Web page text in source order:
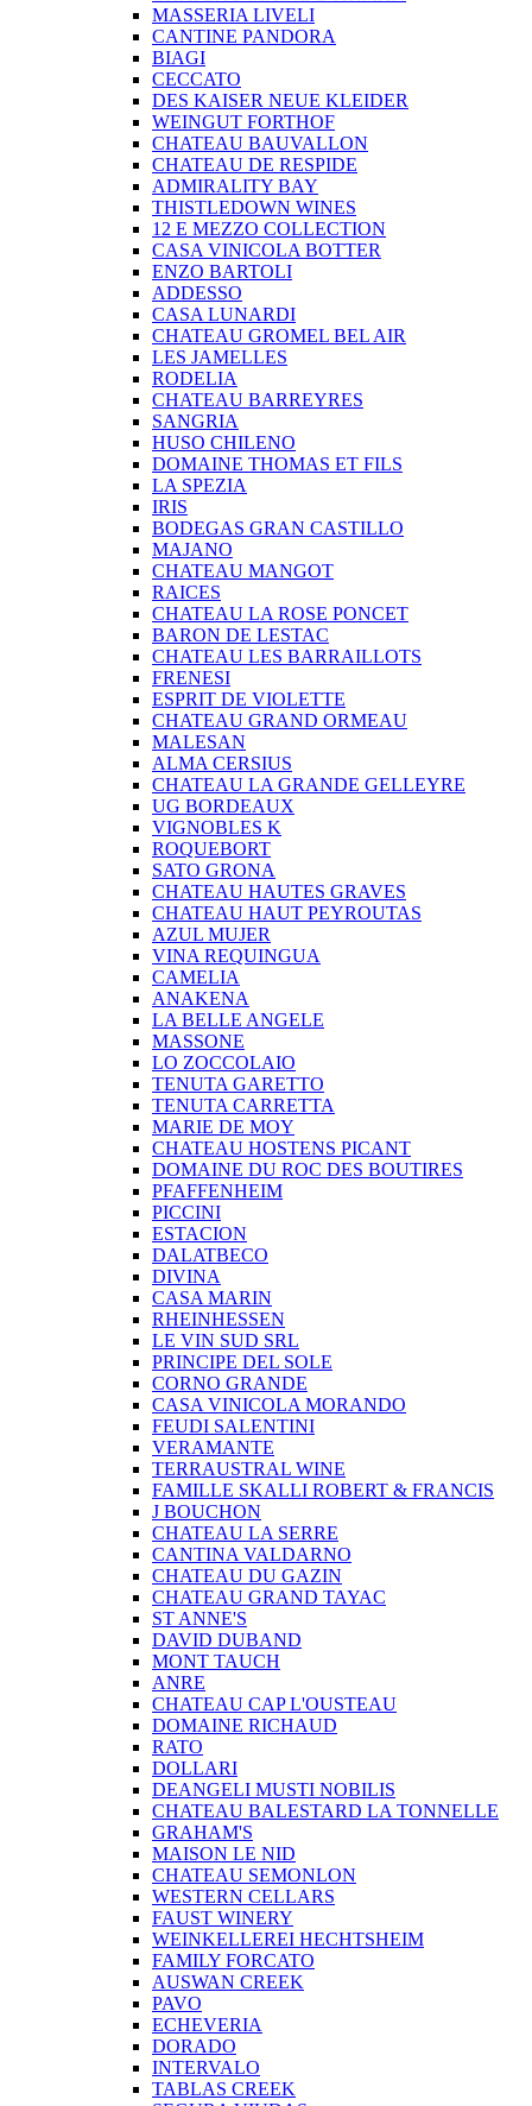
MASSERIA LIVELI
CANTINE PANDORA
BIAGI
CECCATO
DES KAISER NEUE KLEIDER
WEINGUT FORTHOF
CHATEAU BAUVALLON
CHATEAU DE RESPIDE
ADMIRALITY BAY
THISTLEDOWN WINES
12 E MEZZO COLLECTION
CASA VINICOLA BOTTER
ENZO BARTOLI
ADDESSO
CASA LUNARDI
CHATEAU GROMEL BEL AIR
LES JAMELLES
RODELIA
CHATEAU BARREYRES
SANGRIA
HUSO CHILENO
DOMAINE THOMAS ET FILS
LA SPEZIA
IRIS
BODEGAS GRAN CASTILLO
MAJANO
CHATEAU MANGOT
RAICES
CHATEAU LA ROSE PONCET
BARON DE LESTAC
CHATEAU LES BARRAILLOTS
FRENESI
ESPRIT DE VIOLETTE
CHATEAU GRAND ORMEAU
MALESAN
ALMA CERSIUS
CHATEAU LA GRANDE GELLEYRE
UG BORDEAUX
VIGNOBLES K
ROQUEBORT
SATO GRONA
CHATEAU HAUTES GRAVES
CHATEAU HAUT PEYROUTAS
AZUL MUJER
VINA REQUINGUA
CAMELIA
ANAKENA
LA BELLE ANGELE
MASSONE
LO ZOCCOLAIO
TENUTA GARETTO
TENUTA CARRETTA
MARIE DE MOY
CHATEAU HOSTENS PICANT
DOMAINE DU ROC DES BOUTIRES
PFAFFENHEIM
PICCINI
ESTACION
DALATBECO
DIVINA
CASA MARIN
RHEINHESSEN
LE VIN SUD SRL
PRINCIPE DEL SOLE
CORNO GRANDE
CASA VINICOLA MORANDO
FEUDI SALENTINI
VERAMANTE
TERRAUSTRAL WINE
FAMILLE SKALLI ROBERT & FRANCIS
J BOUCHON
CHATEAU LA SERRE
CANTINA VALDARNO
CHATEAU DU GAZIN
CHATEAU GRAND TAYAC
ST ANNE'S
DAVID DUBAND
MONT TAUCH
ANRE
CHATEAU CAP L'OUSTEAU
DOMAINE RICHAUD
RATO
DOLLARI
DEANGELI MUSTI NOBILIS
CHATEAU BALESTARD LA TONNELLE
GRAHAM'S
MAISON LE NID
CHATEAU SEMONLON
WESTERN CELLARS
FAUST WINERY
WEINKELLEREI HECHTSHEIM
FAMILY FORCATO
AUSWAN CREEK
PAVO
ECHEVERIA
DORADO
INTERVALO
TABLAS CREEK